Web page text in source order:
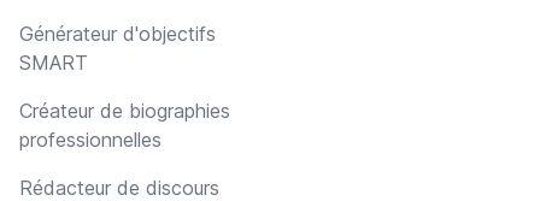
Générateur d'objectifs
SMART
Créateur de biographies
professionnelles
Rédacteur de discours